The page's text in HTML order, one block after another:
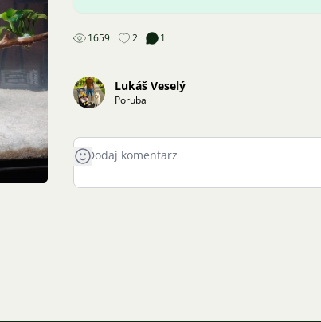
1659 2 1
Lukáš Veselý
Poruba